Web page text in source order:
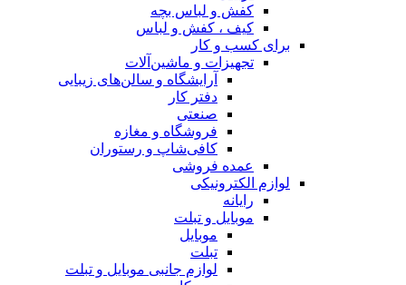
کفش و لباس بچه
کیف ، کفش و لباس
برای کسب و کار
تجهیزات و ماشین‌آلات
آرایشگاه و سالن‌های زیبایی
دفتر کار
صنعتی
فروشگاه و مغازه
کافی‌شاپ و رستوران
عمده فروشی
لوازم الکترونیکی
رایانه
موبایل و تبلت
موبایل
تبلت
لوازم جانبی موبایل و تبلت